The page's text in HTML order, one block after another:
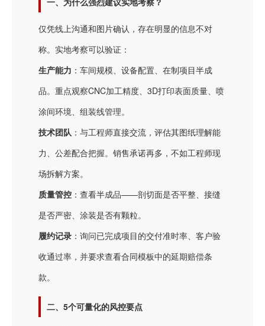
仅凭线上沟通和图片确认，存在明显的信息不对
称。实地考察可以验证：
生产能力 ：车间规模、设备配置、在制项目半成
品。重点观察CNC加工精度、3D打印表面质量、喷
涂间环境、组装线管理。
技术团队 ：与工程师直接交流，评估其图纸理解能
力、公差配合把握。销售承诺再多，不如工程师现
场拆解方案。
质量管控 ：查看半成品——剖切面是否平整、接缝
是否严密、涂装是否有颗粒。
履约记录 ：询问已完成项目的交付准时率、客户验
收通过率，并要求查看合同模板中的延期赔偿条
款。
二、5个可量化的风控要点